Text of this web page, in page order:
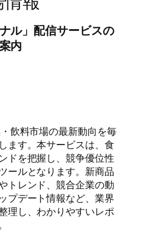
ル」配信サービスの
内
飲料市場の最新動向を毎
ます。本サービスは、食
ドを把握し、競争優位性
ールとなります。新商品
トレンド、競合企業の動
プデート情報など、業界
理し、わかりやすいレポ